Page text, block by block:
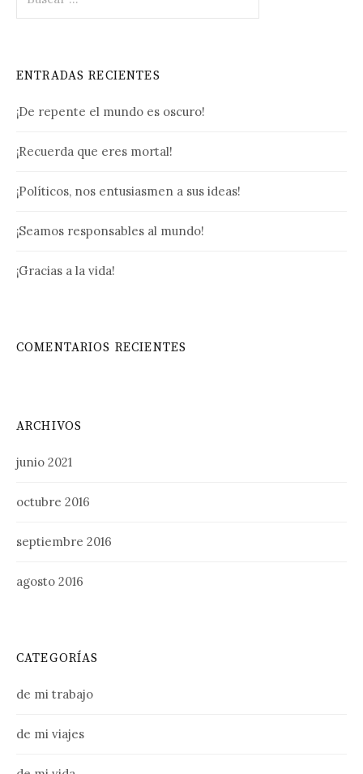
ENTRADAS RECIENTES
¡De repente el mundo es oscuro!
¡Recuerda que eres mortal!
¡Políticos, nos entusiasmen a sus ideas!
¡Seamos responsables al mundo!
¡Gracias a la vida!
COMENTARIOS RECIENTES
ARCHIVOS
junio 2021
octubre 2016
septiembre 2016
agosto 2016
CATEGORÍAS
de mi trabajo
de mi viajes